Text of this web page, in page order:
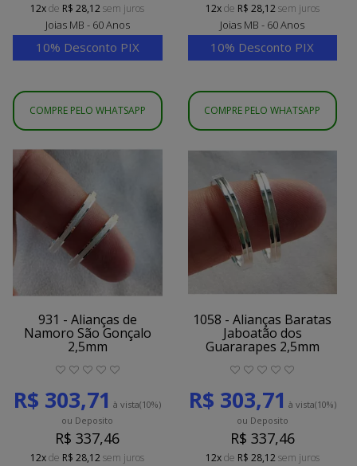
12xde R$ 28,12sem juros
Joias MB - 60 Anos
10% Desconto PIX
COMPRE PELO WHATSAPP
12xde R$ 28,12sem juros
Joias MB - 60 Anos
10% Desconto PIX
COMPRE PELO WHATSAPP
931 - Alianças de
Namoro São Gonçalo
2,5mm
R$ 303,71 à vista(10%)
ou Deposito
R$ 337,46
12xde R$ 28,12sem juros
1058 - Alianças Baratas
Jaboatão dos
Guararapes 2,5mm
R$ 303,71 à vista(10%)
ou Deposito
R$ 337,46
12xde R$ 28,12sem juros